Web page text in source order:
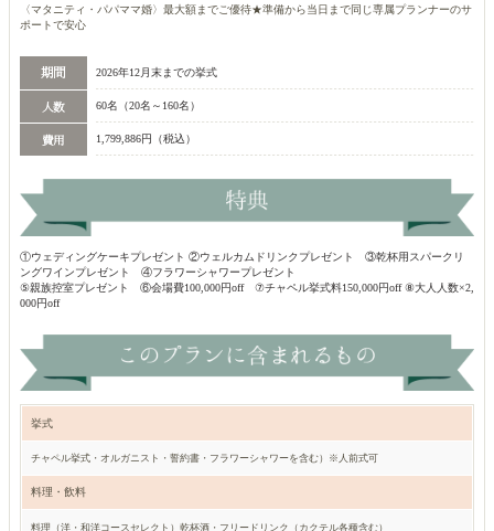
〈マタニティ・パパママ婚〉最大額までご優待★準備から当日まで同じ専属プランナーのサ
ポートで安心
2026年12月末までの挙式
60名（20名～160名）
1,799,886円（税込）
①ウェディングケーキプレゼント ②ウェルカムドリンクプレゼント ③乾杯用スパークリ
ングワインプレゼント ④フラワーシャワープレゼント
⑤親族控室プレゼント ⑥会場費100,000円off ⑦チャペル挙式料150,000円off ⑧大人人数×2,
000円off
挙式
チャペル挙式・オルガニスト・誓約書・フラワーシャワーを含む）※人前式可
料理・飲料
料理（洋・和洋コースセレクト）乾杯酒・フリードリンク（カクテル各種含む）